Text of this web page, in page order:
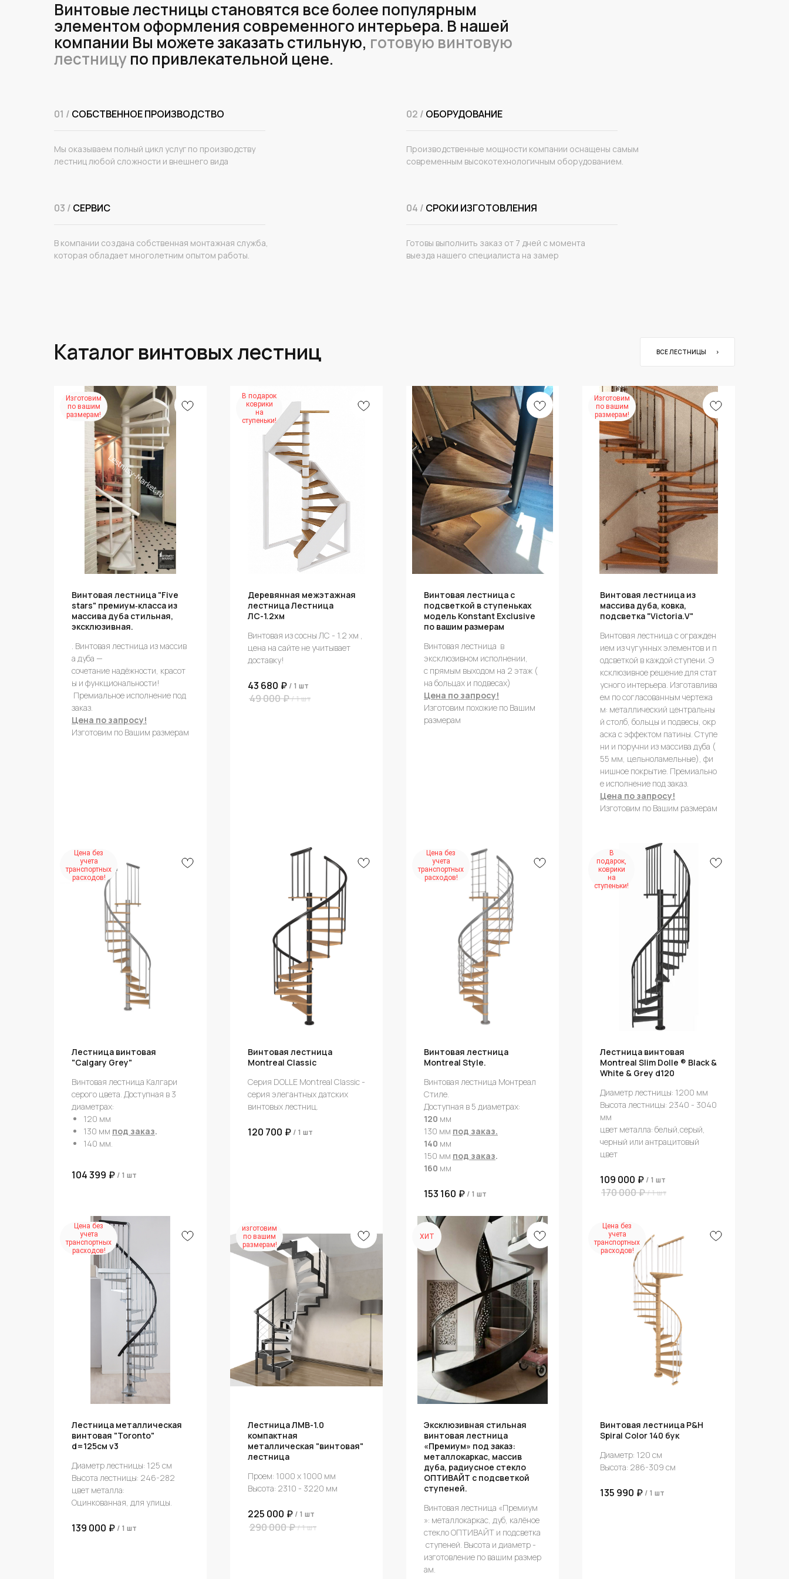
Винтовые лестницы становятся все более популярным
элементом оформления современного интерьера. В нашей
компании Вы можете заказать стильную, готовую винтовую
лестницупо привлекательной цене.
Мы оказываем полный цикл услуг по производству
лестниц любой сложности и внешнего вида
01 / СОБСТВЕННОЕ ПРОИЗВОДСТВО
Производственные мощности компании оснащены самым
современным высокотехнологичным оборудованием.
02 / ОБОРУДОВАНИЕ
В компании создана собственная монтажная служба,
которая обладает многолетним опытом работы.
03 / СЕРВИС
Готовы выполнить заказ от 7 дней с момента
выезда нашего специалиста на замер
04 / СРОКИ ИЗГОТОВЛЕНИЯ
Каталог винтовых лестниц ВСЕ ЛЕСТНИЦЫ ⠀⠀›
Изготовим
по вашим
размерам!
Винтовая лестница "Five
stars" премиум‑класса из
массива дуба стильная,
эксклюзивная.
. Винтовая лестница из массив
а дуба —
сочетание надёжности, красот
ы и функциональности!
Премиальное исполнение под
заказ.
Цена по запросу!
Изготовим по Вашим размерам
В подарок
коврики
на
ступеньки!
Деревянная межэтажная
лестница Лестница
ЛС-1.2хм
Винтовая из сосны ЛС - 1.2 хм ,
цена на сайте не учитывает
доставку!
43 680 ₽ / 1 шт
49 000₽/1 шт
Винтовая лестница с
подсветкой в ступеньках
модель Konstant Exclusive
по вашим размерам
Винтовая лестница в
эксклюзивном исполнении,
с прямым выходом на 2 этаж (
на больцах и подвесах)
Цена по запросу!
Изготовим похожие по Вашим
размерам
Изготовим
по вашим
размерам!
Винтовая лестница из
массива дуба, ковка,
подсветка "Victoria.V"
Винтовая лестница с огражден
ием из чугунных элементов и п
одсветкой в каждой ступени. Э
ксклюзивное решение для стат
усного интерьера. Изготавлива
ем по согласованным чертежа
м: металлический центральны
й столб, больцы и подвесы, окр
аска с эффектом патины. Ступе
ни и поручни из массива дуба (
55 мм, цельноламельные), фи
нишное покрытие. Премиально
е исполнение под заказ.
Цена по запросу!
Изготовим по Вашим размерам
Цена без
учета
транспортных
расходов!
Лестница винтовая
"Calgary Grey"
Винтовая лестница Калгари
серого цвета. Доступная в 3
диаметрах:
120 мм
130 мм под заказ.
140 мм.
104 399 ₽ / 1 шт
Винтовая лестница
Montreal Classic
Серия DOLLE Montreal Classic -
серия элегантных датских
винтовых лестниц.
120 700 ₽ / 1 шт
Цена без
учета
транспортных
расходов!
Винтовая лестница
Montreal Style.
Винтовая лестница Монтреал
Стиле.
Доступная в 5 диаметрах:
120 мм
130 мм под заказ.
140 мм
150 мм под заказ.
160 мм
153 160 ₽ / 1 шт
В
подарок,
коврики
на
ступеньки!
Лестница винтовая
Montreal Slim Dolle ® Black &
White & Grey d120
Диаметр лестницы: 1200 мм
Высота лестницы: 2340 - 3040
мм
цвет металла: белый,серый,
черный или антрацитовый
цвет
109 000 ₽ / 1 шт
170 000₽/1 шт
Цена без
учета
транспортных
расходов!
Лестница металлическая
винтовая "Toronto"
d=125см v3
Диаметр лестницы: 125 см
Высота лестницы: 246-282
цвет металла:
Оцинкованная, для улицы.
139 000 ₽ / 1 шт
изготовим
по вашим
размерам!
Лестница ЛМВ-1.0
компактная
металлическая "винтовая"
лестница
Проем: 1000 х 1000 мм
Высота: 2310 - 3220 мм
225 000 ₽ / 1 шт
290 000₽/1 шт
ХИТ
Эксклюзивная стильная
винтовая лестница
«Премиум» под заказ:
металлокаркас, массив
дуба, радиусное стекло
ОПТИВАЙТ с подсветкой
ступеней.
Винтовая лестница «Премиум
»: металлокаркас, дуб, калёное
стекло ОПТИВАЙТ и подсветка
ступеней. Высота и диаметр -
изготовление по вашим размер
ам.
Цена без
учета
транспортных
расходов!
Винтовая лестница P&H
Spiral Color 140 бук
Диаметр: 120 см
Высота: 286-309 см
135 990 ₽ / 1 шт